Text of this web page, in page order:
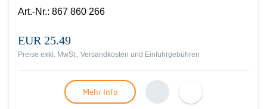
Art.-Nr.: 867 860 266
EUR 25.49
Preise exkl. MwSt., Versandkosten und Einfuhrgebühren
Mehr Info